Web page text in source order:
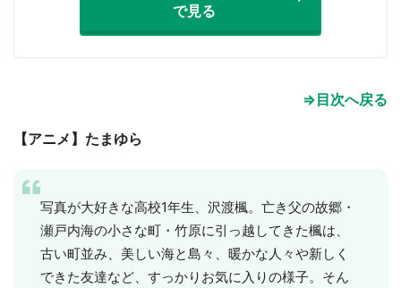
で見る
⇒目次へ戻る
【アニメ】たまゆら
写真が大好きな高校1年生、沢渡楓。亡き父の故郷・
瀬戸内海の小さな町・竹原に引っ越してきた楓は、
古い町並み、美しい海と島々、暖かな人々や新しく
できた友達など、すっかりお気に入りの様子。そん